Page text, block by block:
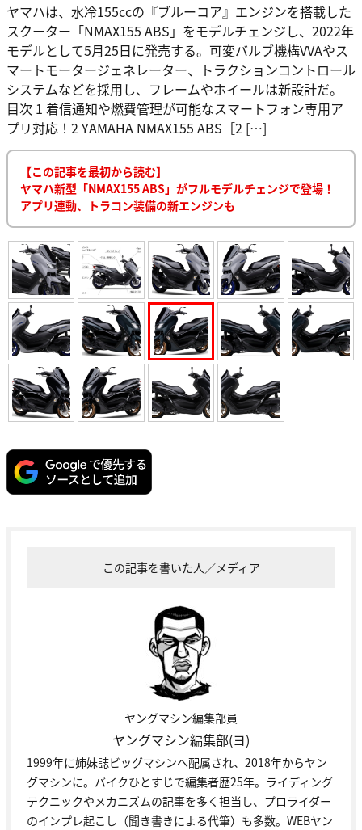
ヤマハは、水冷155ccの『ブルーコア』エンジンを搭載した
スクーター「NMAX155 ABS」をモデルチェンジし、2022年
モデルとして5月25日に発売する。可変バルブ機構VVAやス
マートモータージェネレーター、トラクションコントロール
システムなどを採用し、フレームやホイールは新設計だ。
目次 1 着信通知や燃費管理が可能なスマートフォン専用ア
プリ対応！2 YAMAHA NMAX155 ABS［2 […]
【この記事を最初から読む】
ヤマハ新型「NMAX155 ABS」がフルモデルチェンジで登場！
アプリ連動、トラコン装備の新エンジンも
この記事を書いた人／メディア
ヤングマシン編集部員
ヤングマシン編集部(ヨ)
1999年に姉妹誌ビッグマシンへ配属され、2018年からヤン
グマシンに。バイクひとすじで編集者歴25年。ライディング
テクニックやメカニズムの記事を多く担当し、プロライダー
のインプレ起こし（聞き書きによる代筆）も多数。WEBヤン